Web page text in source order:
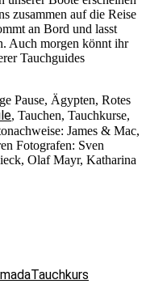
zusammen auf die Reise
an Bord und lasst
Auch morgen könnt ihr
Tauchguides
Pause, Ägypten, Rotes
, Tauchen, Tauchkurse,
James & Mac,
Fotografen: Sven
Olaf Mayr, Katharina
Tauchkurs